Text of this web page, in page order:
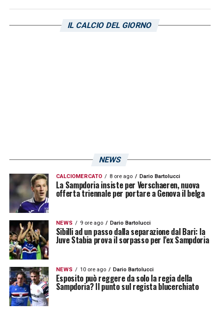
IL CALCIO DEL GIORNO
NEWS
CALCIOMERCATO 8 ore ago Dario Bartolucci
La Sampdoria insiste per Verschaeren, nuova
offerta triennale per portare a Genova il belga
NEWS 9 ore ago Dario Bartolucci
Sibilli ad un passo dalla separazione dal Bari: la
Juve Stabia prova il sorpasso per l’ex Sampdoria
NEWS 10 ore ago Dario Bartolucci
Esposito può reggere da solo la regia della
Sampdoria? Il punto sul regista blucerchiato